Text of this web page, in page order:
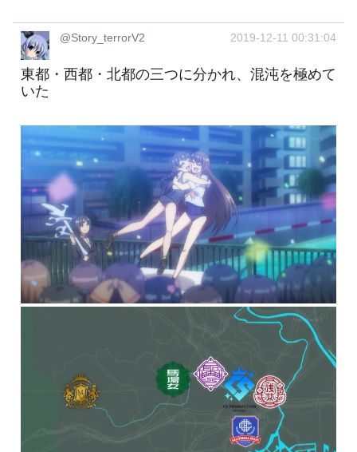
@Story_terrorV2 2019-12-11 00:31:04
東都・西都・北都の三つに分かれ、混沌を極めて
いた